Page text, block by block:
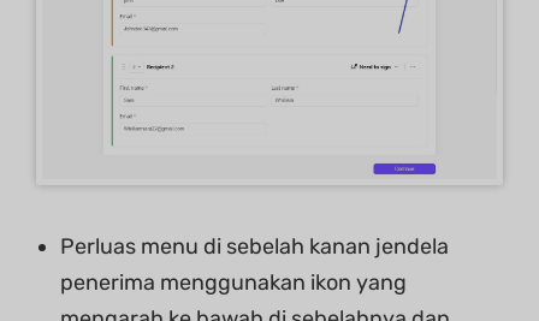
Perluas menu di sebelah kanan jendela
penerima menggunakan ikon yang